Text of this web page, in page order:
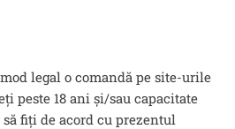
legal o comandă pe site-urile
peste 18 ani și/sau capacitate
fiți de acord cu prezentul